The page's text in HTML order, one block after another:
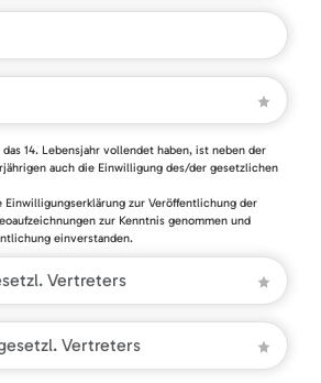
14. Lebensjahr vollendet haben, ist neben der
auch die Einwilligung des/der gesetzlichen
zur Veröffentlichung der
zur Kenntnis genommen und
einverstanden.